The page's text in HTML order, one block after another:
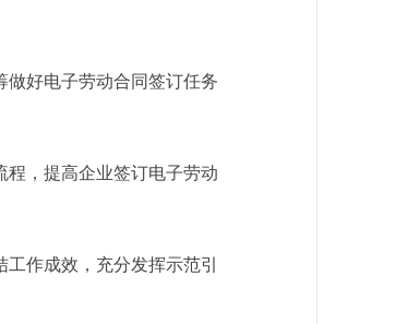
好电子劳动合同签订任务
，提高企业签订电子劳动
作成效，充分发挥示范引